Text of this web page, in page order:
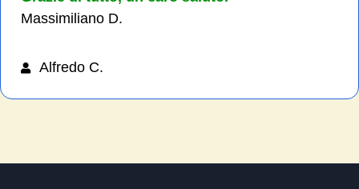
Massimiliano D.
Alfredo C.